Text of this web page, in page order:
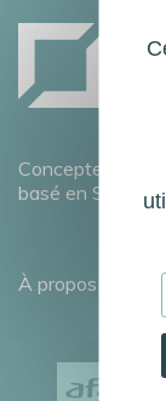
Concepteur
basé en Savoie
À propos